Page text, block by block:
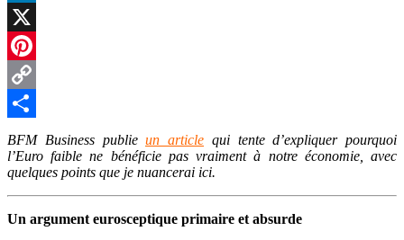
LinkedIn
X
Pinterest
Copy
Link
Partager
BFM Business publieun article qui tente d’expliquer pourquoi
l’Euro faible ne bénéficie pas vraiment à notre économie, avec
quelques points que je nuancerai ici.
Un argument eurosceptique primaire et absurde